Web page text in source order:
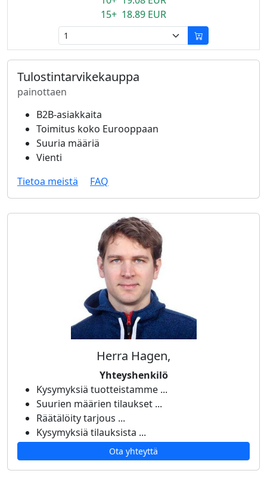
15+ 18.89 EUR
Tulostintarvikekauppa
painottaen
B2B-asiakkaita
Toimitus koko Eurooppaan
Suuria määriä
Vienti
Tietoa meistä
FAQ
Herra Hagen,
Yhteyshenkilö
Kysymyksiä tuotteistamme ...
Suurien määrien tilaukset ...
Räätälöity tarjous ...
Kysymyksiä tilauksista ...
Ota yhteyttä